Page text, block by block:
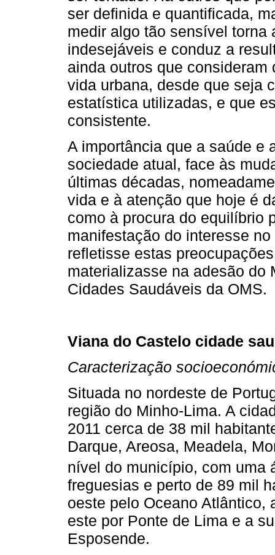
ser definida e quantificada,
medir algo tão sensível torna
indesejáveis e conduz a
ainda outros que
vida urbana, desde que seja
estatística utilizadas, e que
consistente.
A importância que a saúde e
sociedade atual, face às
últimas décadas,
vida e à atenção que hoje é
como à procura do equilíbrio
manifestação do interesse
refletisse estas
materializasse na adesão do
Cidades Saudáveis da OMS.
Viana do Castelo cidade
Caracterização
Situada no nordeste de
região do Minho-Lima. A
2011 cerca de 38 mil
Darque, Areosa, Meadela,
nível do município, com uma
freguesias e perto de 89 mil
oeste pelo Oceano Atlântico,
este por Ponte de Lima e a
Esposende.